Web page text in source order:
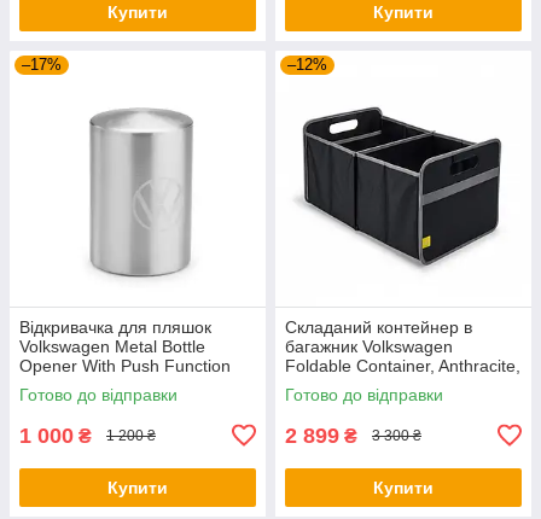
Купити Купити
–17%
Відкривачка для пляшок
Volkswagen Metal Bottle
Opener With Push Function
NM, артикул
000087703LTJKA
Готово до відправки
1 000 ₴ 1 200 ₴
Купити
–12%
Складаний контейнер в
багажник Volkswagen
Foldable Container, Anthracite,
артикул 5H0061104
Готово до відправки
2 899 ₴ 3 300 ₴
Купити